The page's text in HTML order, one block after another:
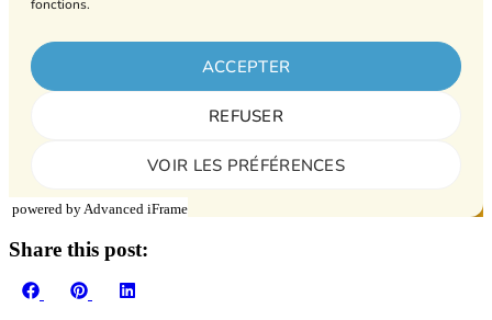
powered by Advanced iFrame
Share this post:
Share
FacebookShare
Pinterest